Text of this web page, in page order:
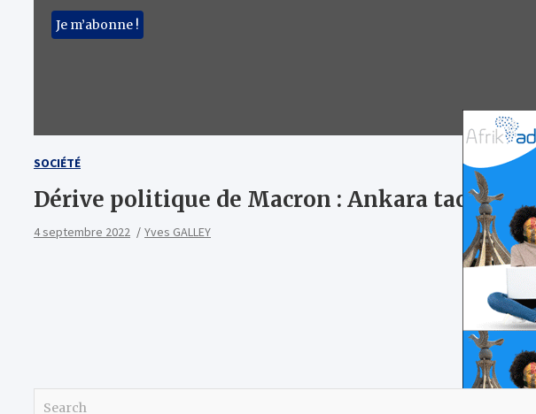
SOCIÉTÉ
Dérive politique de Macron : Ankara tacle Paris
4 septembre 2022 Yves GALLEY